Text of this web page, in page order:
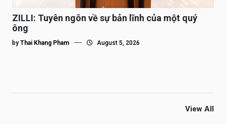
ZILLI: Tuyên ngôn về sự bản lĩnh của một quý
ông
by Thai Khang Pham August 5, 2026
View All